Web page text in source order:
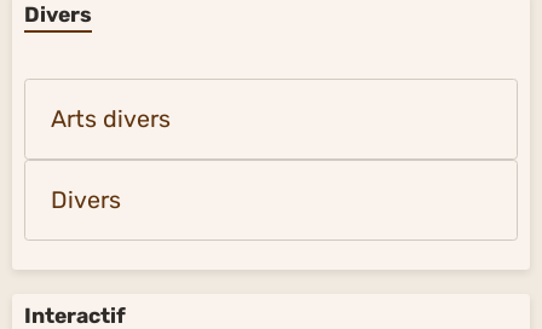
Divers
Arts divers
Divers
Interactif